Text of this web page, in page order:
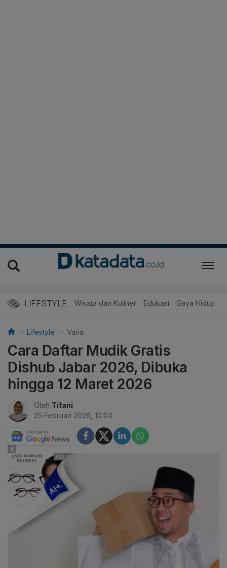
LIFESTYLE Wisata dan Kuliner Edukasi Gaya Hidup
Lifestyle Varia
Cara Daftar Mudik Gratis
Dishub Jabar 2026, Dibuka
hingga 12 Maret 2026
Oleh Tifani
25 Februari 2026, 10:04
X